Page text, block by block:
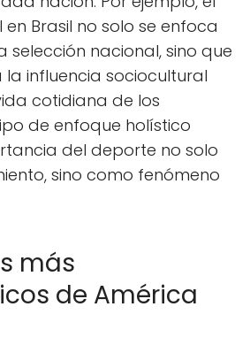
en Brasil no solo se enfoca
selección nacional, sino que
influencia sociocultural
cotidiana de los
de enfoque holístico
del deporte no solo
sino como fenómeno
más
de América